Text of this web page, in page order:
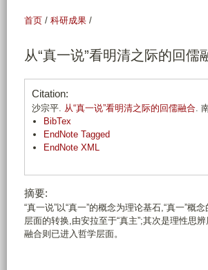
首页 / 科研成果 /
从“真一说”看明清之际的回儒
Citation:
沙宗平. 从“真一说”看明清之际的回儒融合.
BibTex
EndNote Tagged
EndNote XML
摘要:
“真一说”以“真一”的概念为理论基石,“真一”
层面的转换,由安拉至于“真主”;其次是理性思
融合则已进入哲学层面。